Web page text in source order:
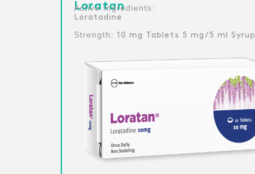
Loratan :Active Ingredients
Loratadine
Strength: 10 mg Tablets 5 mg/5 ml Syrup